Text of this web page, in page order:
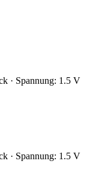
· Spannung: 1.5 V
· Spannung: 1.5 V